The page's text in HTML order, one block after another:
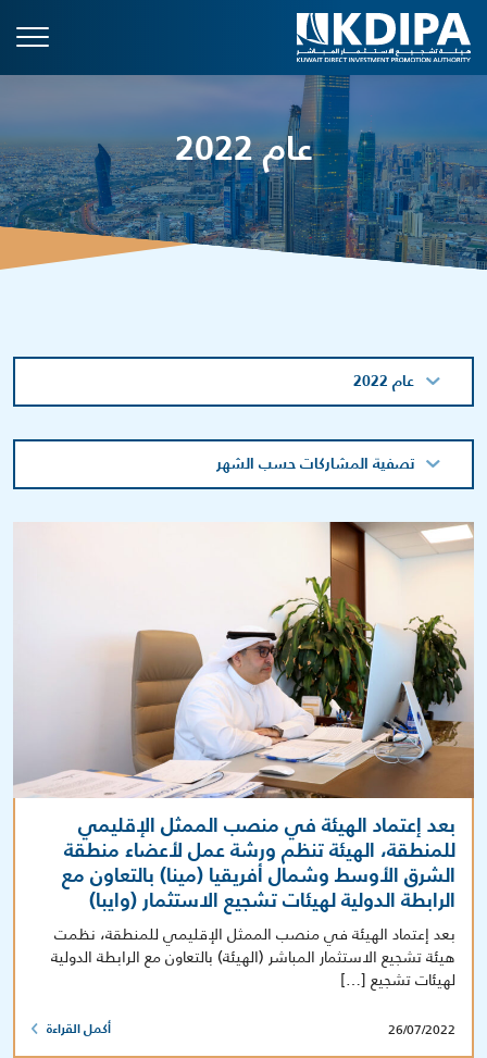
عام 2022
عام 2022
تصفية المشاركات حسب الشهر
بعد إعتماد الهيئة في منصب الممثل الإقليمي
للمنطقة، الهيئة تنظم ورشة عمل لأعضاء منطقة
الشرق الأوسط وشمال أفريقيا (مينا) بالتعاون مع
الرابطة الدولية لهيئات تشجيع الاستثمار (وايبا)
بعد إعتماد الهيئة في منصب الممثل الإقليمي للمنطقة، نظمت
هيئة تشجيع الاستثمار المباشر (الهيئة) بالتعاون مع الرابطة الدولية
لهيئات تشجيع […]
26/07/2022 أكمل القراءة